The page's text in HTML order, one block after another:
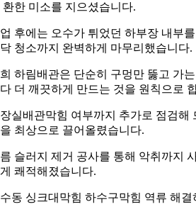
환한 미소를 지으셨습니다.
후에는 오수가 튀었던 하부장 내부
청소까지 완벽하게 마무리했습니다.
하림배관은 단순히 구멍만 뚫고 가
더 깨끗하게 만드는 것을 원칙으로
실배관막힘 여부까지 추가로 점검해
최상으로 끌어올렸습니다.
슬러지 제거 공사를 통해 악취까지
쾌적해졌습니다.
동 싱크대막힘 하수구막힘 역류 해결